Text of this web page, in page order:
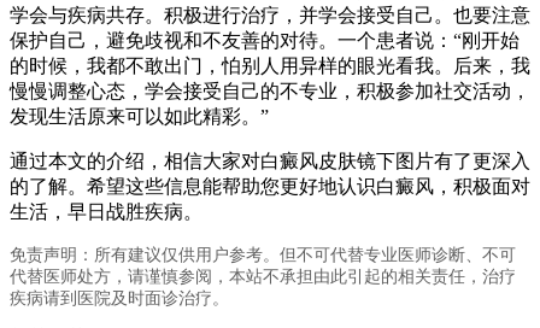
学会与疾病共存。积极进行治疗，并学会接受自己。也要注意
保护自己，避免歧视和不友善的对待。一个患者说：“刚开始
的时候，我都不敢出门，怕别人用异样的眼光看我。后来，我
慢慢调整心态，学会接受自己的不专业，积极参加社交活动，
发现生活原来可以如此精彩。”
通过本文的介绍，相信大家对白癜风皮肤镜下图片有了更深入
的了解。希望这些信息能帮助您更好地认识白癜风，积极面对
生活，早日战胜疾病。
免责声明：所有建议仅供用户参考。但不可代替专业医师诊断、不可
代替医师处方，请谨慎参阅，本站不承担由此引起的相关责任，治疗
疾病请到医院及时面诊治疗。